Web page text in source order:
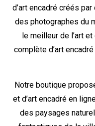
d’art encadré créés
des photographes du
le meilleur de l’art
complète d’art
Notre boutique
et d’art encadré en
des paysages